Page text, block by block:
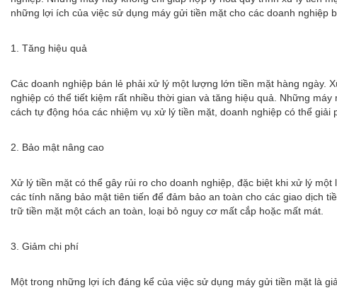
những lợi ích của việc sử dụng máy gửi tiền mặt cho các doanh nghiệp
1. Tăng hiệu quả
Các doanh nghiệp bán lẻ phải xử lý một lượng lớn tiền mặt hàng ngày.
nghiệp có thể tiết kiệm rất nhiều thời gian và tăng hiệu quả. Những
cách tự động hóa các nhiệm vụ xử lý tiền mặt, doanh nghiệp có thể
2. Bảo mật nâng cao
Xử lý tiền mặt có thể gây rủi ro cho doanh nghiệp, đặc biệt khi xử lý
các tính năng bảo mật tiên tiến để đảm bảo an toàn cho các giao dịch
trữ tiền mặt một cách an toàn, loại bỏ nguy cơ mất cắp hoặc mất mát.
3. Giảm chi phí
Một trong những lợi ích đáng kể của việc sử dụng máy gửi tiền mặt là